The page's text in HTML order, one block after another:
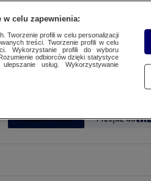
SUBSKRYBUJ Przejdź do
w celu zapewnienia:
Tworzenie profili w celu personalizacji
treści. Tworzenie profili w celu
Wykorzystanie profili do wyboru
odbiorców dzięki statystyce
usług. Wykorzystywanie